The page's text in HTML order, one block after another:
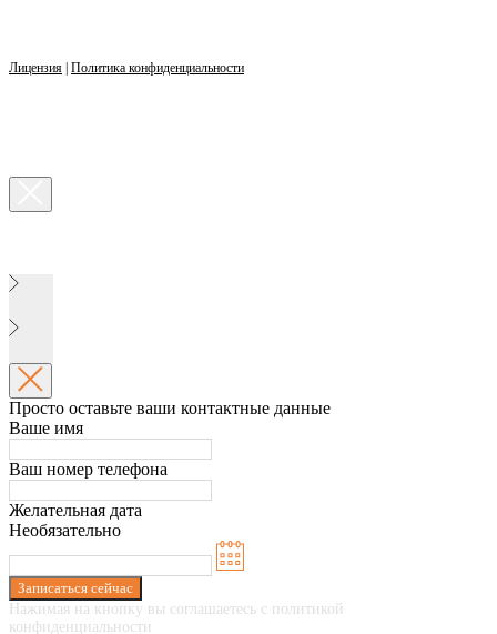
Лицензия Политика конфиденциальности
Просто оставьте ваши контактные данные
Ваше имя
Ваш номер телефона
Желательная дата
Необязательно
Записаться сейчас
Нажимая на кнопку вы соглашаетесь с политикой
конфиденциальности